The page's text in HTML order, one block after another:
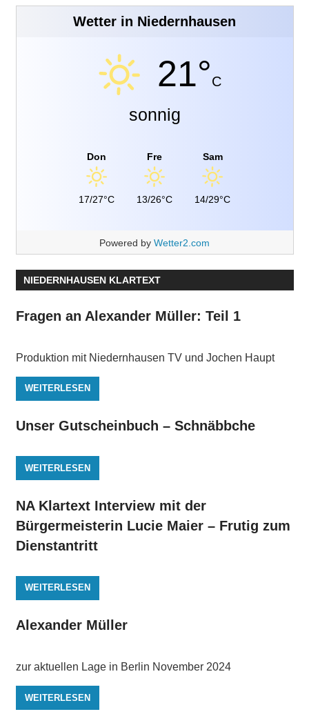
Wetter in Niedernhausen
21°C
sonnig
Don
17/27°C
Fre
13/26°C
Sam
14/29°C
Powered by Wetter2.com
NIEDERNHAUSEN KLARTEXT
Fragen an Alexander Müller: Teil 1
Produktion mit Niedernhausen TV und Jochen Haupt
WEITERLESEN
Unser Gutscheinbuch – Schnäbbche
WEITERLESEN
NA Klartext Interview mit der
Bürgermeisterin Lucie Maier – Frutig zum
Dienstantritt
WEITERLESEN
Alexander Müller
zur aktuellen Lage in Berlin November 2024
WEITERLESEN